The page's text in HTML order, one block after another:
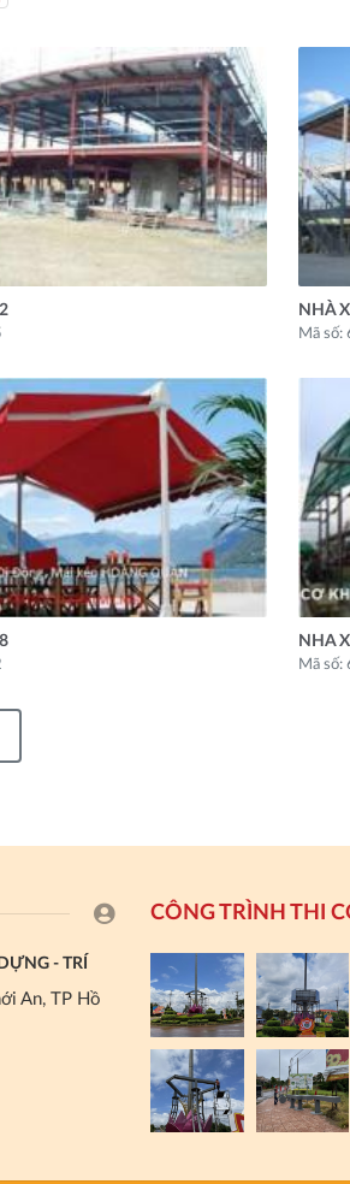
NHÀ
Mã số:
NHA
Mã số:
- TRÍ
An, TP Hồ
CÔNG TRÌNH THI